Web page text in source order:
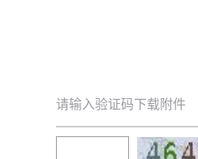
请输入验证码下载附件